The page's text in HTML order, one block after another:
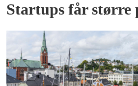
Startups får større